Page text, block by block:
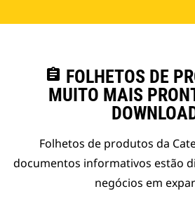
assignment FOLHETOS DE
MUITO MAIS
Folhetos de produtos da
documentos informativos estão
negócios em